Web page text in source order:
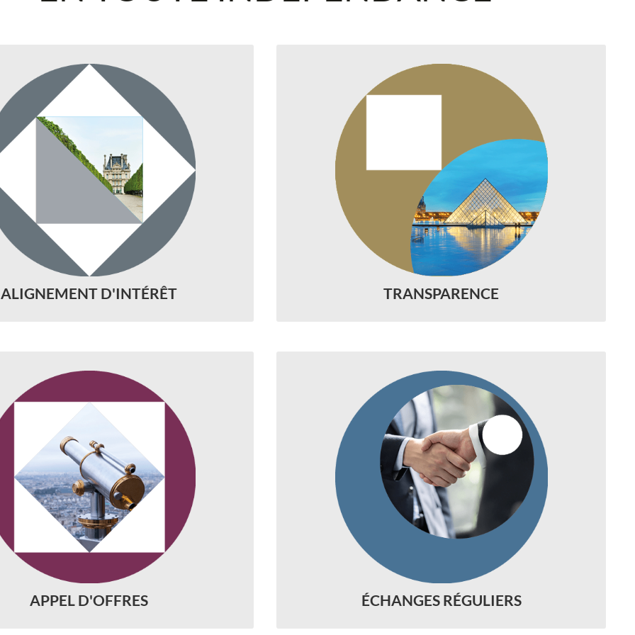
ALIGNEMENT D'INTÉRÊT
d’intérêt avec nos clients à toutes
les étapes du process :
des gérants en totale architecture
suivi et remplacement si nécessaire.
TRANSPARENCE
Notre relation de confiance avec les gérants
se traduit par une exigence de transparence.
Les données qu’ils nous transmettent sont
systématiquement analysées
et contrôlées afin d’être retranscrites dans les
reportings.
◆
APPEL D'OFFRES
◆
d’offres définit un cahier des charges
à l’ensemble des candidats.
passeront ensuite un examen
écrit puis oral.
◆
ÉCHANGES RÉGULIERS
◆
Notre accès aux gérants est sans filtre et sans
intermédiaire.
Des rendez-vous réguliers sont organisés afin
de permettre aux gérants de rendre compte
des performances puis de faire le point sur
leurs stratégies futures.